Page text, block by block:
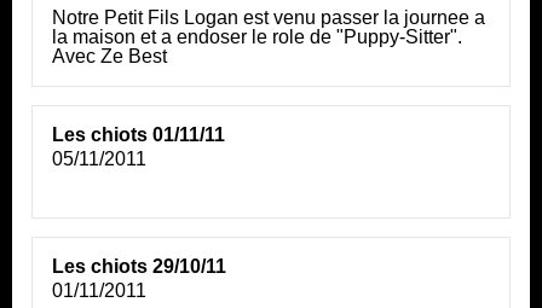
Notre Petit Fils Logan est venu passer la journee a
la maison et a endoser le role de "Puppy-Sitter".
Avec Ze Best
Les chiots 01/11/11
05/11/2011
Les chiots 29/10/11
01/11/2011